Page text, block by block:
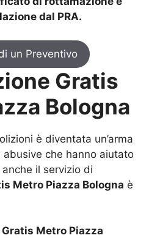
dal PRA.
un Preventivo
Gratis
Bologna
è diventata un’arma
che hanno aiutato
il servizio di
Metro Piazza Bologna è
Metro Piazza